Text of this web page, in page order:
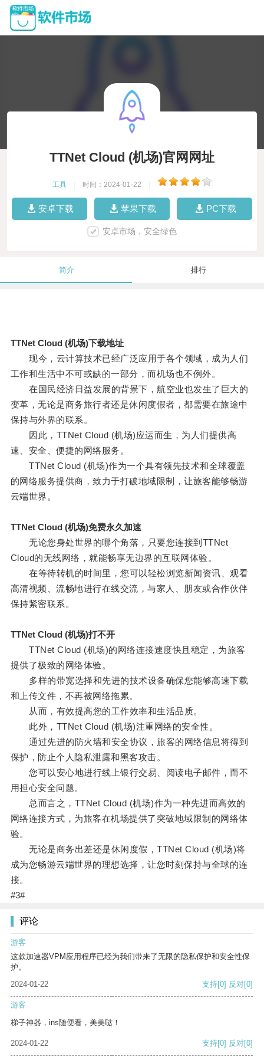
TTNet Cloud (机场)官网网址
工具 时间：2024-01-22
安卓下载 苹果下载 PC下载
安卓市场，安全绿色
简介 排行
TTNet Cloud (机场)下载地址
现今，云计算技术已经广泛应用于各个领域，成为人们
工作和生活中不可或缺的一部分，而机场也不例外。
在国民经济日益发展的背景下，航空业也发生了巨大的
变革，无论是商务旅行者还是休闲度假者，都需要在旅途中
保持与外界的联系。
因此，TTNet Cloud (机场)应运而生，为人们提供高
速、安全、便捷的网络服务。
TTNet Cloud (机场)作为一个具有领先技术和全球覆盖
的网络服务提供商，致力于打破地域限制，让旅客能够畅游
云端世界。
TTNet Cloud (机场)免费永久加速
无论您身处世界的哪个角落，只要您连接到TTNet
Cloud的无线网络，就能畅享无边界的互联网体验。
在等待转机的时间里，您可以轻松浏览新闻资讯、观看
高清视频、流畅地进行在线交流，与家人、朋友或合作伙伴
保持紧密联系。
TTNet Cloud (机场)打不开
TTNet Cloud (机场)的网络连接速度快且稳定，为旅客
提供了极致的网络体验。
多样的带宽选择和先进的技术设备确保您能够高速下载
和上传文件，不再被网络拖累。
从而，有效提高您的工作效率和生活品质。
此外，TTNet Cloud (机场)注重网络的安全性。
通过先进的防火墙和安全协议，旅客的网络信息将得到
保护，防止个人隐私泄露和黑客攻击。
您可以安心地进行线上银行交易、阅读电子邮件，而不
用担心安全问题。
总而言之，TTNet Cloud (机场)作为一种先进而高效的
网络连接方式，为旅客在机场提供了突破地域限制的网络体
验。
无论是商务出差还是休闲度假，TTNet Cloud (机场)将
成为您畅游云端世界的理想选择，让您时刻保持与全球的连
接。
#3#
评论
游客
这款加速器VPM应用程序已经为我们带来了无限的隐私保护和安全性保
护。
2024-01-22
支持[0] 反对[0]
游客
梯子神器，ins随便看，美美哒！
2024-01-22 支持[0] 反对[0]